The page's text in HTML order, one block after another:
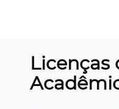
Licenças